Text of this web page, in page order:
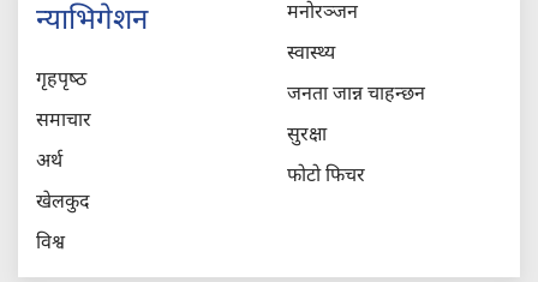
न्याभिगेशन
गृहपृष्‍ठ
समाचार
अर्थ
खेलकुद
विश्व
मनोरञ्जन
स्वास्थ्य
जनता जान्न चाहन्छन
सुरक्षा
फोटो फिचर